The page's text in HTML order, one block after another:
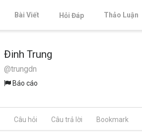
Bài Viết Hỏi Đáp Thảo Luận
Đinh Trung
@trungdn
Báo cáo
Câu hỏi Câu trả lời Bookmark